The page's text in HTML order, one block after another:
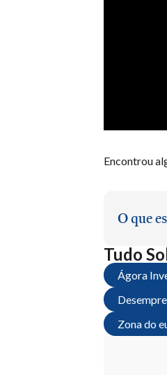
Encontrou
O que
Tudo
Ágora
Zona do